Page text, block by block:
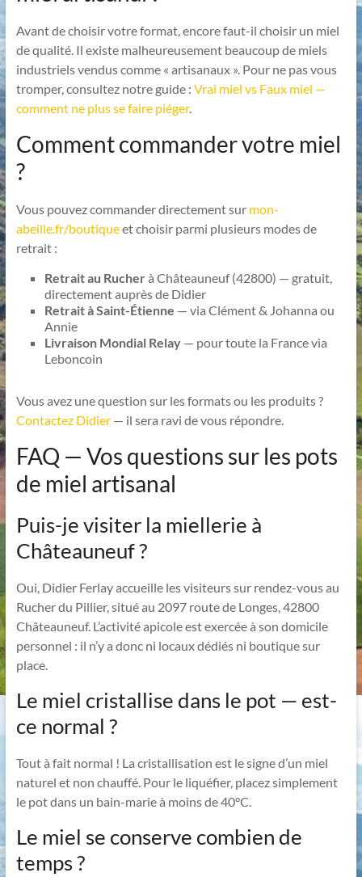
Avant de choisir votre format, encore faut-il choisir un miel
de qualité. Il existe malheureusement beaucoup de miels
industriels vendus comme « artisanaux ». Pour ne pas vous
tromper, consultez notre guide : Vrai miel vs Faux miel —
comment ne plus se faire piéger.
Comment commander votre miel
?
Vous pouvez commander directement sur mon-
abeille.fr/boutiqueet choisir parmi plusieurs modes de
retrait :
Retrait au Rucherà Châteauneuf (42800) — gratuit,
directement auprès de Didier
Retrait à Saint-Étienne — via Clément & Johanna ou
Annie
Livraison Mondial Relay— pour toute la France via
Leboncoin
Vous avez une question sur les formats ou les produits ?
Contactez Didier— il sera ravi de vous répondre.
FAQ — Vos questions sur les pots
de miel artisanal
Puis-je visiter la miellerie à
Châteauneuf ?
Oui, Didier Ferlay accueille les visiteurs sur rendez-vous au
Rucher du Pillier, situé au 2097 route de Longes, 42800
Châteauneuf. L’activité apicole est exercée à son domicile
personnel : il n’y a donc ni locaux dédiés ni boutique sur
place.
Le miel cristallise dans le pot — est-
ce normal ?
Tout à fait normal ! La cristallisation est le signe d’un miel
naturel et non chauffé. Pour le liquéfier, placez simplement
le pot dans un bain-marie à moins de 40°C.
Le miel se conserve combien de
temps ?